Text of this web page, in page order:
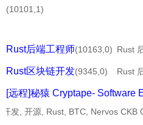
(10101,1)
Rust后端工程师(10163,0) Rust
Rust区块链开发(9345,0) Rust
[远程]秘猿 Cryptape- Software
发, 开源, Rust, BTC, Nervos CKB